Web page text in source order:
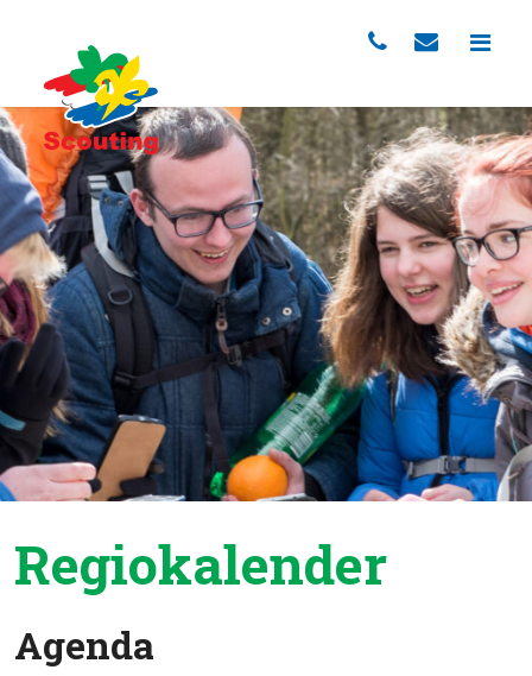
Regiokalender
Agenda